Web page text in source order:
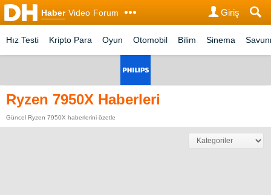
Haber Video Forum Giriş
Hız Testi Kripto Para Oyun Otomobil Bilim Sinema
Ryzen 7950X Haberleri
Güncel Ryzen 7950X haberlerini özetle